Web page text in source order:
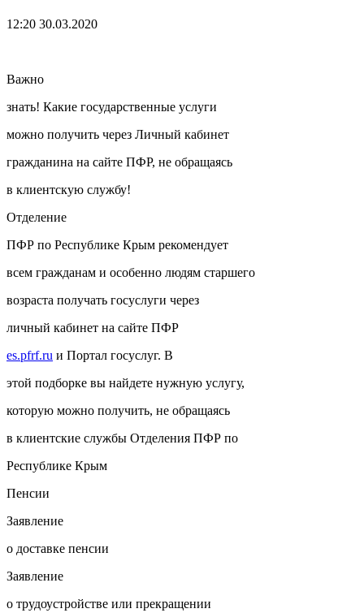
12:20 30.03.2020
Важно
знать! Какие государственные услуги
можно получить через Личный кабинет
гражданина на сайте ПФР, не обращаясь
в клиентскую службу!
Отделение
ПФР по Республике Крым рекомендует
всем гражданам и особенно людям старшего
возраста получать госуслуги через
личный кабинет на сайте ПФР
es.pfrf.ru и Портал госуслуг. В
этой подборке вы найдете нужную услугу,
которую можно получить, не обращаясь
в клиентские службы Отделения ПФР по
Республике Крым
Пенсии
Заявление
о доставке пенсии
Заявление
о трудоустройстве или прекращении